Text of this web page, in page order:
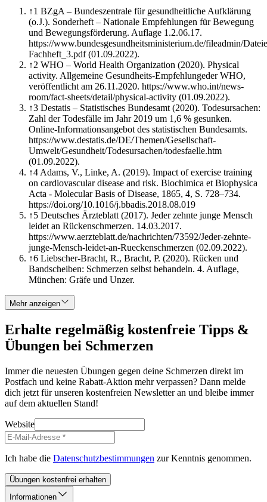
↑1 BZgA – Bundeszentrale für gesundheitliche Aufklärung
(o.J.). Sonderheft – Nationale Empfehlungen für Bewegung
und Bewegungsförderung. Auflage 1.2.06.17.
https://www.bundesgesundheitsministerium.de/fileadmin/
Fachheft_3.pdf (01.09.2022).
↑2 WHO – World Health Organization (2020). Physical
activity. Allgemeine Gesundheits-Empfehlungeder WHO,
veröffentlicht am 26.11.2020. https://www.who.int/news-
room/fact-sheets/detail/physical-activity (01.09.2022).
↑3 Destatis – Statistisches Bundesamt (2020). Todesursachen:
Zahl der Todesfälle im Jahr 2019 um 1,6 % gesunken.
Online-Informationsangebot des statistischen Bundesamts.
https://www.destatis.de/DE/Themen/Gesellschaft-
Umwelt/Gesundheit/Todesursachen/todesfaelle.htm
(01.09.2022).
↑4 Adams, V., Linke, A. (2019). Impact of exercise training
on cardiovascular disease and risk. Biochimica et Biophysica
Acta - Molecular Basis of Disease, 1865, 4, S. 728–734.
https://doi.org/10.1016/j.bbadis.2018.08.019
↑5 Deutsches Ärzteblatt (2017). Jeder zehnte junge Mensch
leidet an Rückenschmerzen. 14.03.2017.
https://www.aerzteblatt.de/nachrichten/73592/Jeder-zehnte-
junge-Mensch-leidet-an-Rueckenschmerzen (02.09.2022).
↑6 Liebscher-Bracht, R., Bracht, P. (2020). Rücken und
Bandscheiben: Schmerzen selbst behandeln. 4. Auflage,
München: Gräfe und Unzer.
Mehr anzeigen
Erhalte regelmäßig kostenfreie Tipps &
Übungen bei Schmerzen
Immer die neuesten Übungen gegen deine Schmerzen direkt im
Postfach und keine Rabatt-Aktion mehr verpassen? Dann melde
dich jetzt für unseren kostenfreien Newsletter an und bleibe immer
auf dem aktuellen Stand!
Website
Ich habe die Datenschutzbestimmungen zur Kenntnis genommen.
Übungen kostenfrei erhalten
Informationen